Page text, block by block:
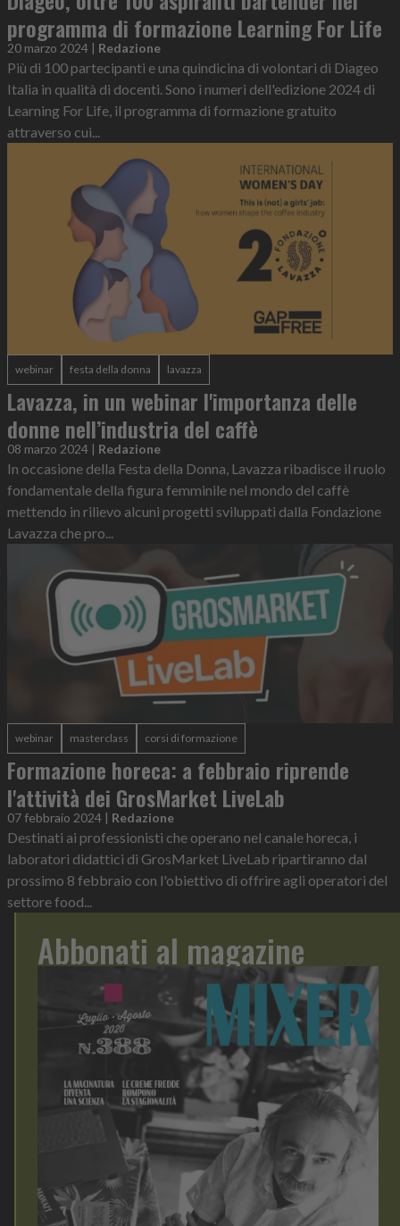
programma di formazione Learning For Life
20 marzo 2024 | Redazione
Più di 100 partecipanti e una quindicina di volontari di Diageo
Italia in qualità di docenti. Sono i numeri dell'edizione 2024 di
Learning For Life, il programma di formazione gratuito
attraverso cui...
webinar festa della donna lavazza
Lavazza, in un webinar l'importanza delle
donne nell’industria del caffè
08 marzo 2024 | Redazione
In occasione della Festa della Donna, Lavazza ribadisce il ruolo
fondamentale della figura femminile nel mondo del caffè
mettendo in rilievo alcuni progetti sviluppati dalla Fondazione
Lavazza che pro...
webinar masterclass corsi di formazione
Formazione horeca: a febbraio riprende
l'attività dei GrosMarket LiveLab
07 febbraio 2024 | Redazione
Destinati ai professionisti che operano nel canale horeca, i
laboratori didattici di GrosMarket LiveLab ripartiranno dal
prossimo 8 febbraio con l'obiettivo di offrire agli operatori del
settore food...
Abbonati al magazine